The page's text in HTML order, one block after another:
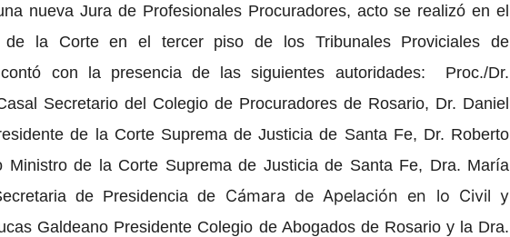
nueva Jura de Profesionales Procuradores, acto se realizó en el
de la Corte en el tercer piso de los Tribunales Proviciales de
con la presencia de las siguientes autoridades: Proc./Dr.
Secretario del Colegio de Procuradores de Rosario, Dr. Daniel
de la Corte Suprema de Justicia de Santa Fe, Dr. Roberto
Ministro de la Corte Suprema de Justicia de Santa Fe, Dra. María
de Presidencia de Cámara de Apelación en lo Civil y
Galdeano Presidente Colegio de Abogados de Rosario y la Dra.